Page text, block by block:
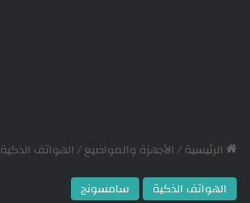
الرئيسية/ الأجهزة والمواضيع/ الهواتف الذكية
الهواتف الذكية
سامسونج